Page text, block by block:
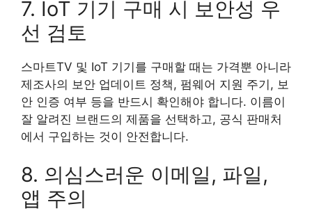
7. IoT 기기 구매 시 보안성 우
선 검토
스마트TV 및 IoT 기기를 구매할 때는 가격뿐 아니라
제조사의 보안 업데이트 정책, 펌웨어 지원 주기, 보
안 인증 여부 등을 반드시 확인해야 합니다. 이름이
잘 알려진 브랜드의 제품을 선택하고, 공식 판매처
에서 구입하는 것이 안전합니다.
8. 의심스러운 이메일, 파일,
앱 주의